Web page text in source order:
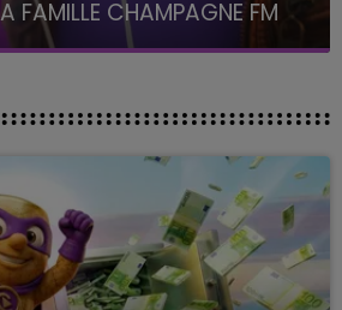
FAMILLE CHAMPAGNE FM